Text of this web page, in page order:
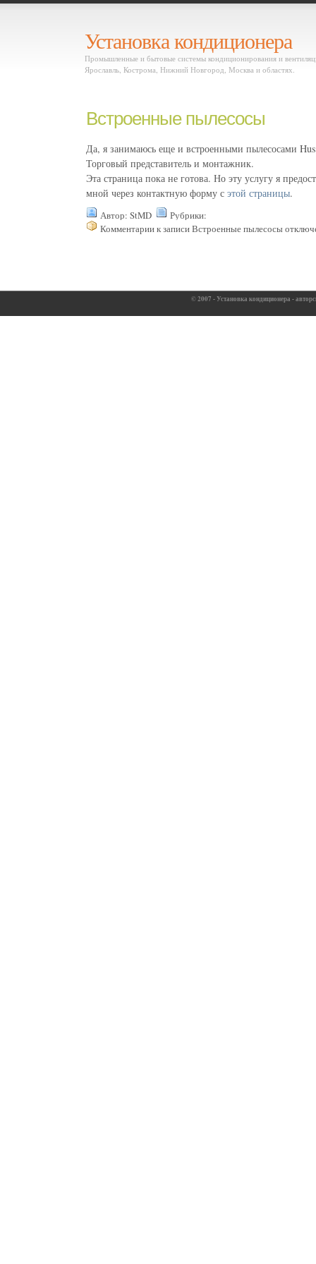
Установка кондиционера
Промышленные и бытовые системы кондиционирования и
Ярославль, Кострома, Нижний Новгород, Москва и областях.
Встроенные пылесосы
Да, я занимаюсь еще и встроенными пылесосами
Торговый представитель и монтажник.
Эта страница пока не готова. Но эту услугу я
мной через контактную форму с этой страницы.
Автор: StMD
Рубрики:
Комментариик записи Встроенные пылесосы
© 2007 - Установка кондиционера -